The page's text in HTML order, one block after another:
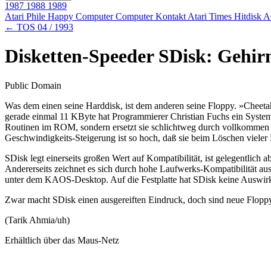
1987 1988 1989
Atari Phile Happy ComputerComputer Kontakt Atari Times Hitdisk
← TOS 04 / 1993
Disketten-Speeder SDisk:
Public Domain
Was dem einen seine Harddisk, ist dem anderen seine Floppy.
gerade einmal 11 KByte hat Programmierer Christian Fuchs ein
Routinen im ROM, sondern ersetzt sie schlichtweg durch
Geschwindigkeits-Steigerung ist so hoch, daß sie beim Löschen
SDisk legt einerseits großen Wert auf Kompatibilität, ist gelegentlich
Andererseits zeichnet es sich durch hohe Laufwerks-Kompatibilität
unter dem KAOS-Desktop. Auf die Festplatte hat SDisk keine
Zwar macht SDisk einen ausgereiften Eindruck, doch sind neue
(Tarik Ahmia/uh)
Erhältlich über das Maus-Netz